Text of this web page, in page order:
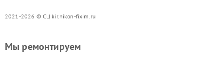
2021-2026 © СЦ kir.nikon-fixim.ru
Мы ремонтируем